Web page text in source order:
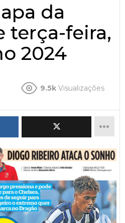
da
terça-feira,
2024
9.5k Visualizações